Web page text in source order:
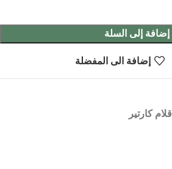
إضافة إلى السلة
إضافة الى المفضلة
اقلام كارتير